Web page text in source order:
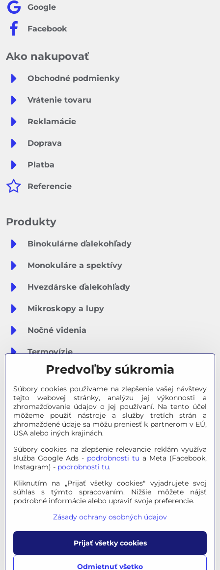
Google
Facebook
Ako nakupovať
Obchodné podmienky
Vrátenie tovaru
Reklamácie
Doprava
Platba
Referencie
Produkty
Binokulárne ďalekohľady
Monokuláre a spektívy
Hvezdárske ďalekohľady
Mikroskopy a lupy
Nočné videnia
Termovízie
Meteostanice
Značky
Výpredaj
Tipy na darčeky
Poradňa - Ako si vybrať
© 2026 OPTINO s.r.o., všetky práva vyhradené. Všetky logá a
vlastníka.
Mapa stránok|Právne informácie|Ochrana osobných
údajov|Nastavenie súkromia
Predvoľby súkromia
Súbory cookies používame na zlepšenie vašej návštevy
tejto webovej stránky, analýzu jej výkonnosti a
zhromažďovanie údajov o jej používaní. Na tento účel
môžeme použiť nástroje a služby tretích strán a
zhromaždené údaje sa môžu preniesť k partnerom v EÚ,
USA alebo iných krajinách.
Súbory cookies na zlepšenie relevancie reklám využíva
služba Google Ads - podrobnosti tu a Meta (Facebook,
Instagram) - podrobnosti tu.
Kliknutím na „Prijať všetky cookies" vyjadrujete svoj
súhlas s týmto spracovaním. Nižšie môžete nájsť
podrobné informácie alebo upraviť svoje preferencie.
Zásady ochrany osobných údajov
Prijať všetky cookies
Odmietnuť všetko